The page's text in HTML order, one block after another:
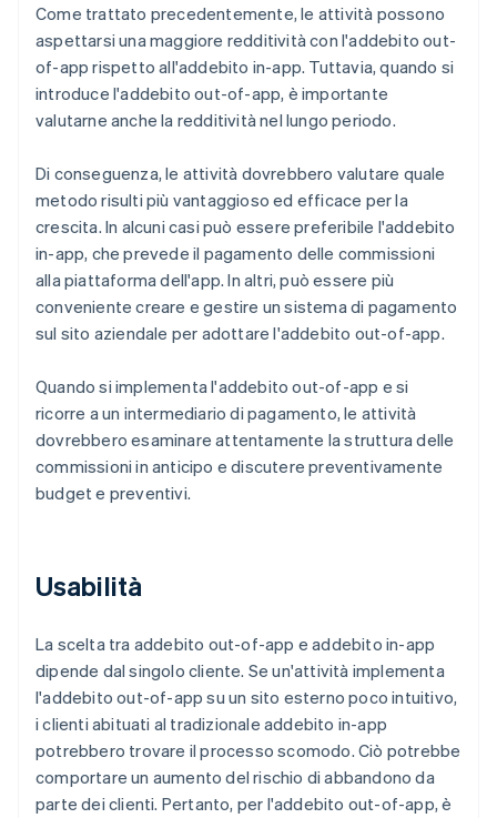
Come trattato precedentemente, le attività possono
aspettarsi una maggiore redditività con l'addebito out-
of-app rispetto all'addebito in-app. Tuttavia, quando si
introduce l'addebito out-of-app, è importante
valutarne anche la redditività nel lungo periodo.
Di conseguenza, le attività dovrebbero valutare quale
metodo risulti più vantaggioso ed efficace per la
crescita. In alcuni casi può essere preferibile l'addebito
in-app, che prevede il pagamento delle commissioni
alla piattaforma dell'app. In altri, può essere più
conveniente creare e gestire un sistema di pagamento
sul sito aziendale per adottare l'addebito out-of-app.
Quando si implementa l'addebito out-of-app e si
ricorre a un intermediario di pagamento, le attività
dovrebbero esaminare attentamente la struttura delle
commissioni in anticipo e discutere preventivamente
budget e preventivi.
Usabilità
La scelta tra addebito out-of-app e addebito in-app
dipende dal singolo cliente. Se un'attività implementa
l'addebito out-of-app su un sito esterno poco intuitivo,
i clienti abituati al tradizionale addebito in-app
potrebbero trovare il processo scomodo. Ciò potrebbe
comportare un aumento del rischio di abbandono da
parte dei clienti. Pertanto, per l'addebito out-of-app, è